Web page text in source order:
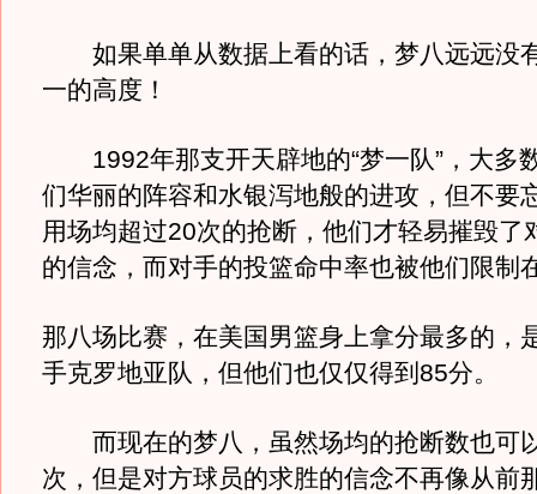
如果单单从数据上看的话，梦八远远没
一的高度！
1992年那支开天辟地的“梦一队”，大多
们华丽的阵容和水银泻地般的进攻，但不要
用场均超过20次的抢断，他们才轻易摧毁了
的信念，而对手的投篮命中率也被他们限制
那八场比赛，在美国男篮身上拿分最多的，
手克罗地亚队，但他们也仅仅得到85分。
而现在的梦八，虽然场均的抢断数也可
次，但是对方球员的求胜的信念不再像从前